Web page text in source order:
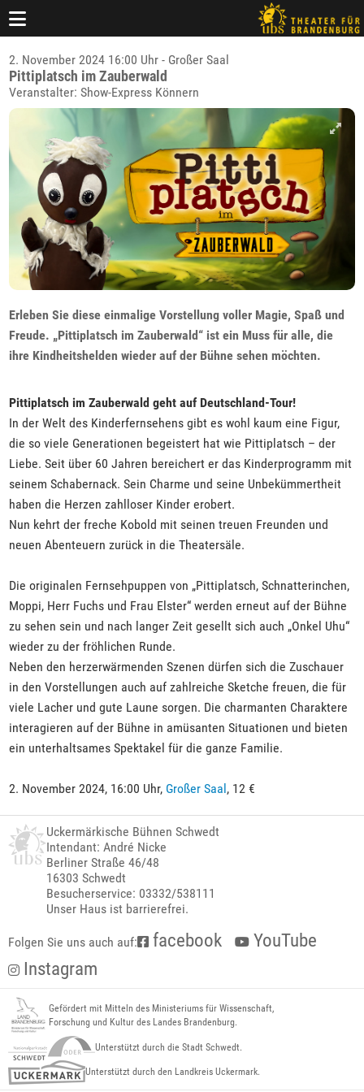
2. November 2024 16:00 Uhr - Großer Saal
Pittiplatsch im Zauberwald
Veranstalter: Show-Express Könnern
Erleben Sie diese einmalige Vorstellung voller Magie, Spaß und
Freude. „Pittiplatsch im Zauberwald“ ist ein Muss für alle, die
ihre Kindheitshelden wieder auf der Bühne sehen möchten.
Pittiplatsch im Zauberwald geht auf Deutschland-Tour!
In der Welt des Kinderfernsehens gibt es wohl kaum eine Figur,
die so viele Generationen begeistert hat wie Pittiplatsch – der
Liebe. Seit über 60 Jahren bereichert er das Kinderprogramm mit
seinem Schabernack. Sein Charme und seine Unbekümmertheit
haben die Herzen zahlloser Kinder erobert.
Nun kehrt der freche Kobold mit seinen treuen Freunden und
neuen Abenteuern zurück in die Theatersäle.
Die originalen Fernsehpuppen von „Pittiplatsch, Schnatterinchen,
Moppi, Herr Fuchs und Frau Elster“ werden erneut auf der Bühne
zu sehen sein und nach langer Zeit gesellt sich auch „Onkel Uhu“
wieder zu der fröhlichen Runde.
Neben den herzerwärmenden Szenen dürfen sich die Zuschauer
in den Vorstellungen auch auf zahlreiche Sketche freuen, die für
viele Lacher und gute Laune sorgen. Die charmanten Charaktere
interagieren auf der Bühne in amüsanten Situationen und bieten
ein unterhaltsames Spektakel für die ganze Familie.
2. November 2024, 16:00 Uhr, Großer Saal, 12 €
Uckermärkische Bühnen Schwedt
Intendant: André Nicke
Berliner Straße 46/48
16303 Schwedt
Besucherservice: 03332/538111
Unser Haus ist barrierefrei.
Folgen Sie uns auch auf: facebook
YouTube
Instagram
Gefördert mit Mitteln des Ministeriums für Wissenschaft,
Forschung und Kultur des Landes Brandenburg.
Unterstützt durch die Stadt Schwedt.
Unterstützt durch den Landkreis Uckermark.